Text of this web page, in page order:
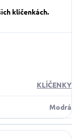
klíčenkách.
KLÍČENKY
Modrá